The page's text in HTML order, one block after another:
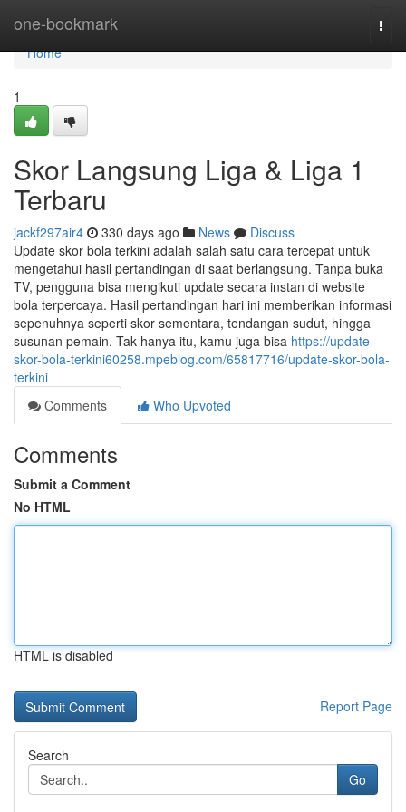
one-bookmark
Home
Home
1
Skor Langsung Liga & Liga 1
Terbaru
jackf297air4 330 days ago News
Discuss
Update skor bola terkini adalah salah satu cara tercepat untuk
mengetahui hasil pertandingan di saat berlangsung. Tanpa buka
TV, pengguna bisa mengikuti update secara instan di website
bola terpercaya. Hasil pertandingan hari ini memberikan informasi
sepenuhnya seperti skor sementara, tendangan sudut, hingga
susunan pemain. Tak hanya itu, kamu juga bisa https://update-
skor-bola-terkini60258.mpeblog.com/65817716/update-skor-bola-
terkini
Comments
Who Upvoted
Comments
Submit a Comment
No HTML
HTML is disabled
Report Page
Search
Go